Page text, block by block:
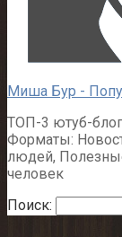
Миша Бур -
ТОП-3 ютуб-
Форматы:
людей,
человек
Поиск: